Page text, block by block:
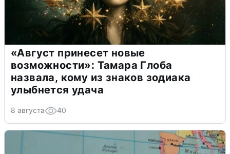
«Август принесет новые
возможности»: Тамара Глоба
назвала, кому из знаков зодиака
улыбнется удача
8 августа 40